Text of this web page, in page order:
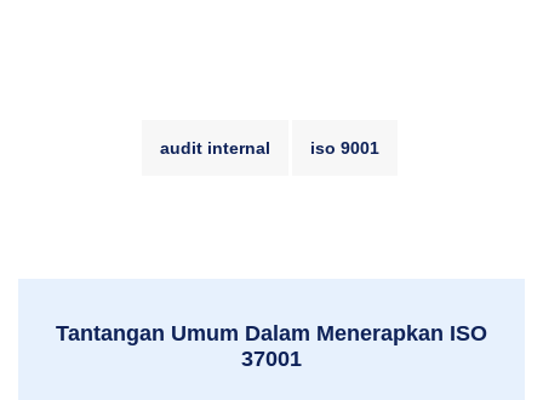
audit internal iso 9001
Tantangan Umum Dalam Menerapkan ISO
37001